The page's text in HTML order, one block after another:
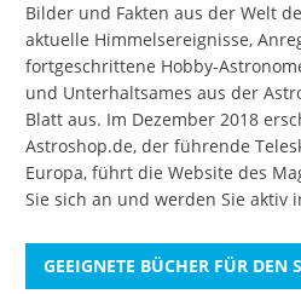
Bilder und Fakten aus der Welt
aktuelle Himmelsereignisse,
fortgeschrittene Hobby-
und Unterhaltsames aus der
Blatt aus. Im Dezember 2018
Astroshop.de, der führende
Europa, führt die Website des
Sie sich an und werden Sie aktiv
GEEIGNETE BÜCHER FÜR DEN